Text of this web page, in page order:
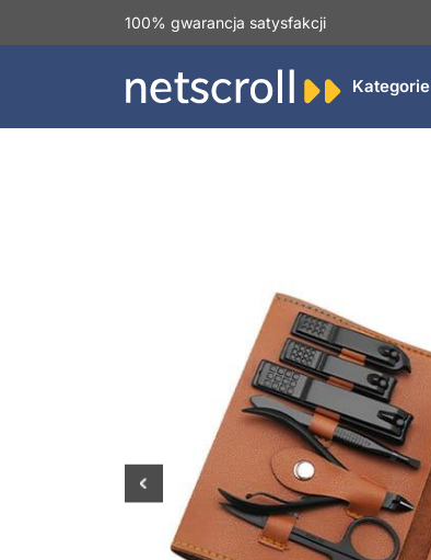
100% gwarancja satysfakcji
Kategorie